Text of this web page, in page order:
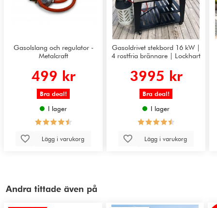
Gasolslang och regulator -
Metalcraft
499 kr
Bra deal!
I lager
Lägg i varukorg
Gasoldrivet stekbord 16 kW |
4 rostfria brännare | Lockhart
3995 kr
Bra deal!
I lager
Lägg i varukorg
Andra tittade även på